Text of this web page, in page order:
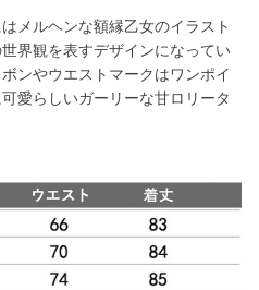
メルヘンな額縁乙女のイラスト
界観を表すデザインになってい
ンやウエストマークはワンポイ
愛らしいガーリーな甘ロリータ